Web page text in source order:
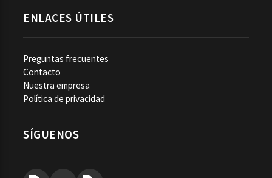
ENLACES ÚTILES
Preguntas frecuentes
Contacto
Nuestra empresa
Política de privacidad
SÍGUENOS